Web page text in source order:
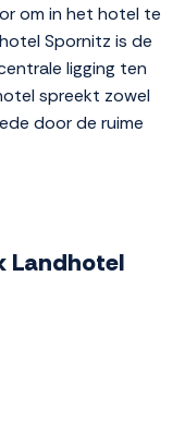
om in het hotel te
Spornitz is de
ligging ten
spreekt zowel
door de ruime
Landhotel